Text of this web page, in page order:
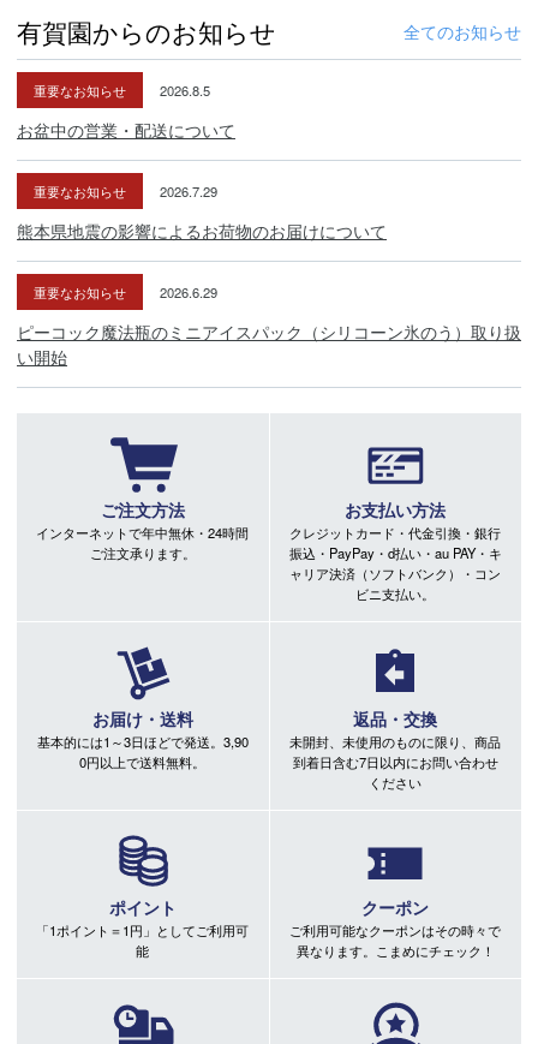
有賀園からのお知らせ 全てのお知らせ
重要なお知らせ 2026.8.5
お盆中の営業・配送について
重要なお知らせ 2026.7.29
熊本県地震の影響によるお荷物のお届けについて
重要なお知らせ 2026.6.29
ピーコック魔法瓶のミニアイスパック（シリコーン氷のう）取り扱
い開始
ご注文方法
インターネットで年中無休・24時間
ご注文承ります。
お支払い方法
クレジットカード・代金引換・銀行
振込・PayPay・d払い・au PAY・キ
ャリア決済（ソフトバンク）・コン
ビニ支払い。
お届け・送料
基本的には1～3日ほどで発送。3,90
0円以上で送料無料。
返品・交換
未開封、未使用のものに限り、商品
到着日含む7日以内にお問い合わせ
ください
ポイント
「1ポイント＝1円」としてご利用可
能
クーポン
ご利用可能なクーポンはその時々で
異なります。こまめにチェック！